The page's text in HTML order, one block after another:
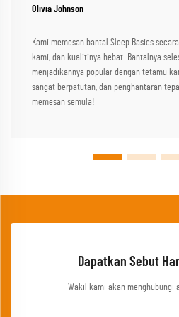
Olivia Johnson
Kami memesan bantal Sleep Basics
kami, dan kualitinya hebat. Bantalnya
menjadikannya popular dengan tetamu
sangat berpatutan, dan penghantaran
memesan semula!
Dapatkan Sebut
Wakil kami akan menghubungi